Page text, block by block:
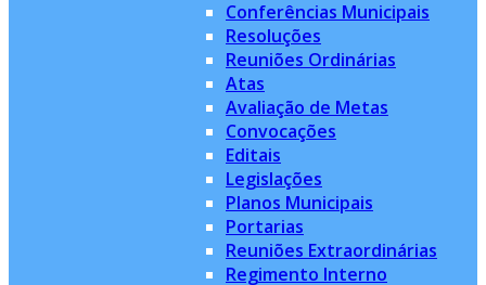
Conferências Municipais
Resoluções
Reuniões Ordinárias
Atas
Avaliação de Metas
Convocações
Editais
Legislações
Planos Municipais
Portarias
Reuniões Extraordinárias
Regimento Interno